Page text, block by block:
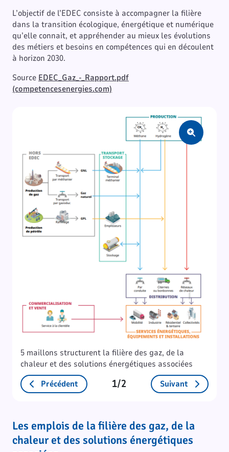
L’objectif de l’EDEC consiste à accompagner la filière
dans la transition écologique, énergétique et numérique
qu’elle connait, et appréhender au mieux les évolutions
des métiers et besoins en compétences qui en découlent
à horizon 2030.
Source EDEC_Gaz_-_Rapport.pdf
(competencesenergies.com)
Zoom
5 maillons structurent la filière des gaz, de la
chaleur et des solutions énergétiques associées
Précédent
1/2 Suivant
Les emplois de la filière des gaz, de la
chaleur et des solutions énergétiques